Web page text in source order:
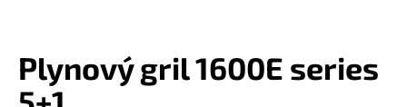
Plynový gril 1600E series
í
t